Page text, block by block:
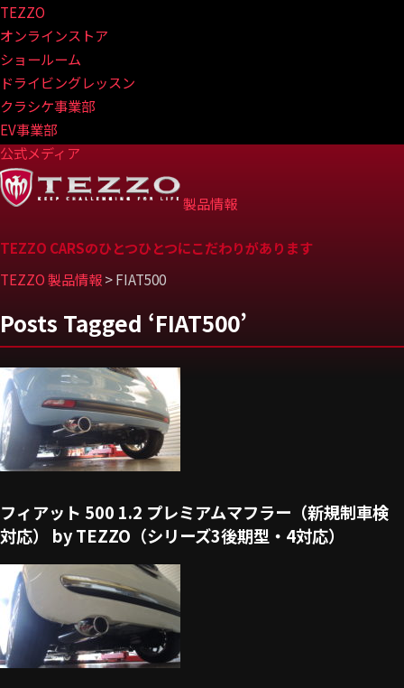
TEZZO
オンラインストア
ショールーム
ドライビングレッスン
クラシケ事業部
EV事業部
公式メディア
製品情報
TEZZO CARSのひとつひとつにこだわりがあります
TEZZO 製品情報>FIAT500
Posts Tagged ‘FIAT500’
フィアット 500 1.2 プレミアムマフラー（新規制車検
対応） by TEZZO（シリーズ3後期型・4対応）